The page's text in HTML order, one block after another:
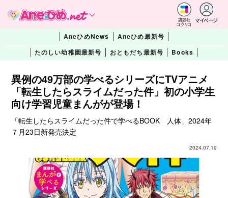
講談社
コクリコ
マイページ
AneひめNews
Aneひめ最新号
たのしい幼稚園最新号
おともだち最新号 Books
異例の49万部の学べるシリーズにTVアニメ
「転生したらスライムだった件」初の小学生
向け学習児童まんがが登場！
「転生したらスライムだった件で学べるBOOK 人体」2024年
７月23日新発売決定
2024.07.19